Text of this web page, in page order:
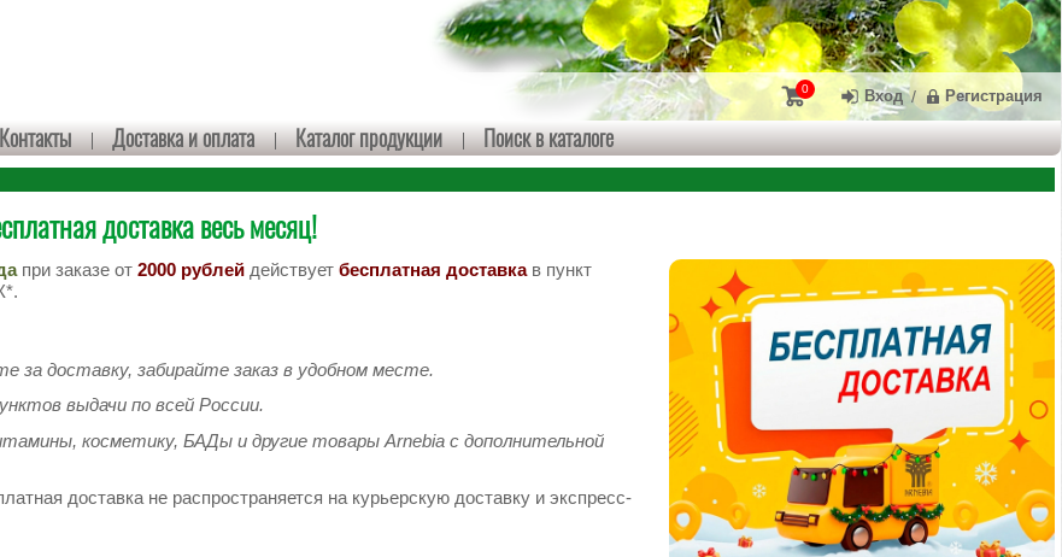
Доставка и оплата Каталог продукции Поиск в каталоге
0 Вход / Регистрация
доставка весь месяц!
при заказе от2000 рублей действуетбесплатная доставкав пункт
за доставку, забирайте заказ в удобном месте.
выдачи по всей России.
косметику, БАДы и другие товары Arnebia с дополнительной
доставка не распространяется на курьерскую доставку и экспресс-